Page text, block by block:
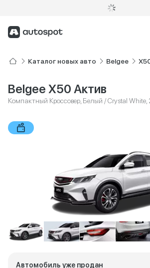
Каталог новых авто Belgee
Belgee X50 Актив
Компактный Кроссовер, Белый / Crystal White,
Автомобиль уже продан